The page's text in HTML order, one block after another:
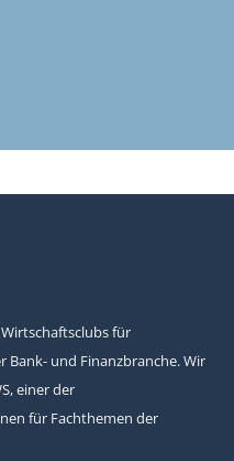
für
und Finanzbranche. Wir
einer der
für Fachthemen der